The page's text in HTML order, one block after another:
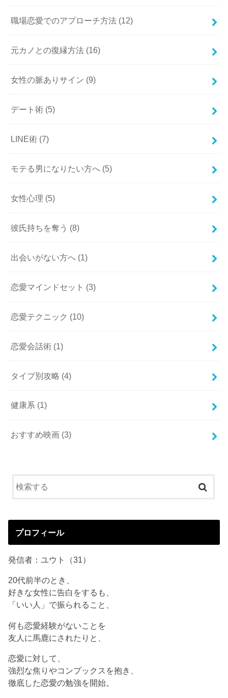
職場恋愛でのアプローチ方法 (12)
元カノとの復縁方法 (16)
女性の脈ありサイン (9)
デート術 (5)
LINE術 (7)
モテる男になりたい方へ (5)
女性心理 (5)
彼氏持ちを奪う (8)
出会いがない方へ (1)
恋愛マインドセット (3)
恋愛テクニック (10)
恋愛会話術 (1)
タイプ別攻略 (4)
健康系 (1)
おすすめ映画 (3)
プロフィール
発信者：ユウト（31）
20代前半のとき、
好きな女性に告白をするも、
「いい人」で振られること、
何も恋愛経験がないことを
友人に馬鹿にされたりと、
恋愛に対して、
強烈な焦りやコンプックスを抱き、
徹底した恋愛の勉強を開始。